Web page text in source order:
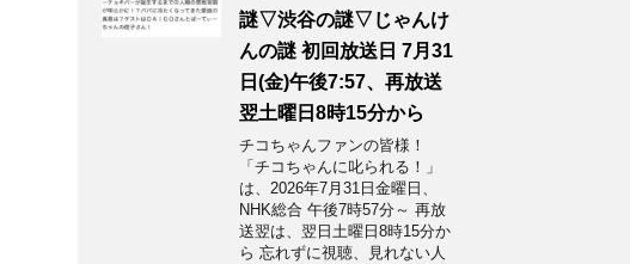
謎▽渋谷の謎▽じゃんけ
んの謎 初回放送日 7月31
日(金)午後7:57、再放送
翌土曜日8時15分から
チコちゃんファンの皆様！
「チコちゃんに叱られる！」​
は、2026年7月31日金曜日、
NHK総合 午後7時57分～ 再放
送翌は、翌日土曜日8時15分か
ら 忘れずに視聴、見れない人